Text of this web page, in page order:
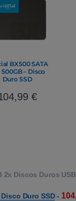
BX500 SATA
500GB – Disco
Duro SSD
€
2x Discos Duros
Disco Duro SSD-